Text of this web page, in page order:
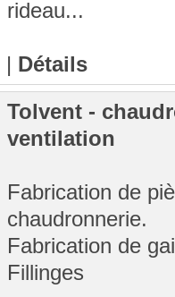
rideau...
| Détails
Tolvent -
ventilation
Fabrication de
chaudronnerie.
Fabrication de
Fillinges